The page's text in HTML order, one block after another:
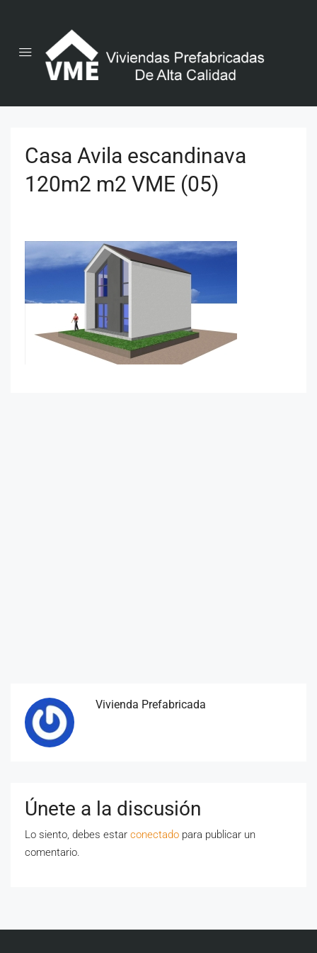
Casa Avila escandinava
120m2 m2 VME (05)
Vivienda Prefabricada
Únete a la discusión
Lo siento, debes estar conectado para publicar un
comentario.